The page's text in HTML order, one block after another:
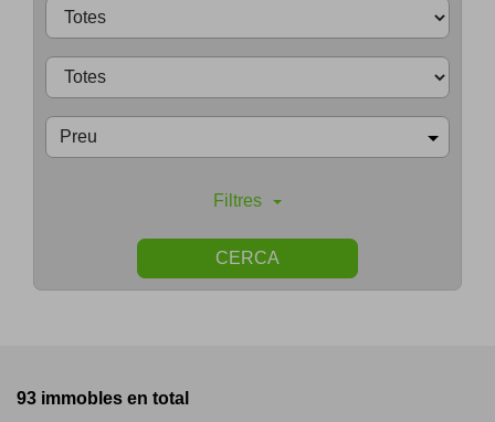
Preu
Filtres
CERCA
93 immobles en total